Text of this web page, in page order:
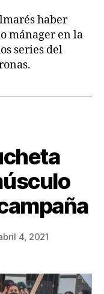
haber
mánager en la
series del
4, 2021